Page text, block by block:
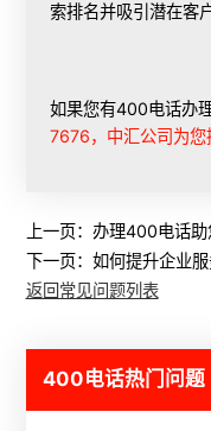
索排名并吸引潜在客户
如果您有400电话办
7676，中汇公司为您
上一页： 办理400电话助
下一页： 如何提升企业
返回常见问题列表
400电话热门问题